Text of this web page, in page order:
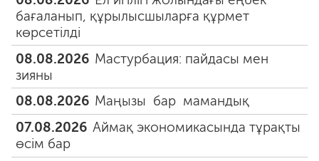
бағаланып, құрылысшыларға құрмет
көрсетілді
08.08.2026 Мастурбация: пайдасы мен
зияны
08.08.2026 Маңызы бар мамандық
07.08.2026 Аймақ экономикасында тұрақты
өсім бар